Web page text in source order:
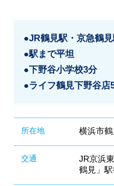
●JR鶴見駅・京急鶴
●駅まで平坦
●下野谷小学校3分
●ライフ鶴見下野谷店
所在地 横浜市
交通
JR京浜
鶴見」